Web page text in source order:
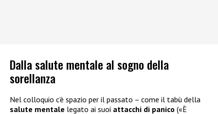
Dalla salute mentale al sogno della
sorellanza
Nel colloquio c’è spazio per il passato – come il tabù della
salute mentale legato ai suoi attacchi di panico («È